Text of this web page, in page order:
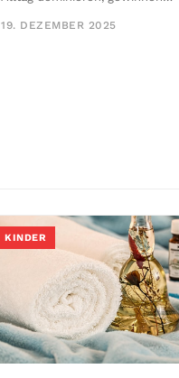
19. DEZEMBER 2025
KINDER